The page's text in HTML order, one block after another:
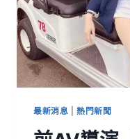
最新消息 |熱門新聞